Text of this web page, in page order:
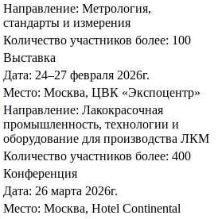
Направление: Метрология,
стандарты и измерения
Количество участников более: 100
Выставка
Дата: 24–27 февраля 2026г.
Место: Москва, ЦВК «Экспоцентр»
Направление: Лакокрасочная
промышленность, технологии и
оборудование для производства ЛКМ
Количество участников более: 400
Конференция
Дата: 26 марта 2026г.
Место: Москва, Hotel Continental